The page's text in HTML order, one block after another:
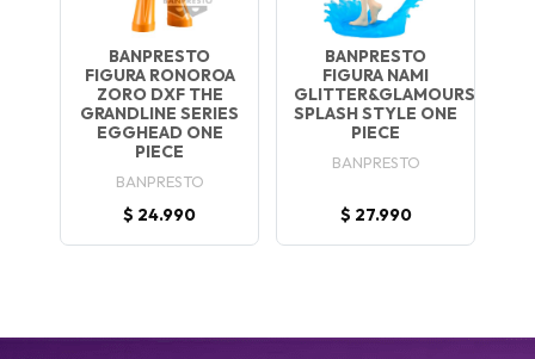
BANPRESTO
FIGURA RONOROA
ZORO DXF THE
GRANDLINE SERIES
EGGHEAD ONE
PIECE
BANPRESTO
$ 24.990
BANPRESTO
FIGURA NAMI
GLITTER&GLAMOURS
SPLASH STYLE ONE
PIECE
BANPRESTO
$ 27.990